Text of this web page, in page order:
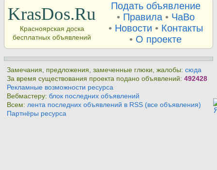
KrasDos.Ru
Красноярская доска
бесплатных объявлений
Подать объявление
• Правила• ЧаВо
• Новости • Контакты
• О проекте
Замечания, предложения, замеченные глюки, жалобы:сюда
За время существования проекта подано объявлений:492428
Рекламные возможности ресурса
Вебмастеру:блок последних объявлений
Всем:лента последних объявлений в RSS (все объявления)
Партнёры ресурса